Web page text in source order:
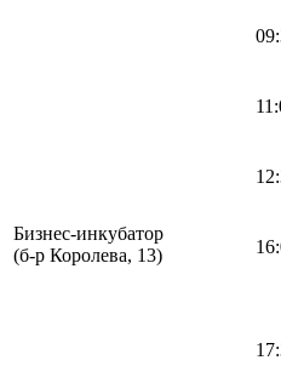
Бизнес-инкубатор
(б-р Королева, 13)